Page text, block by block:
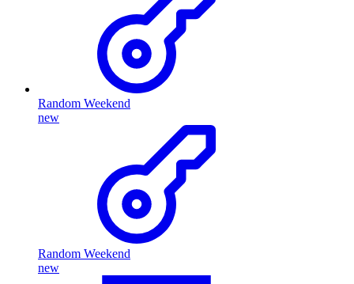
Random Weekend
new
Random Weekend
new